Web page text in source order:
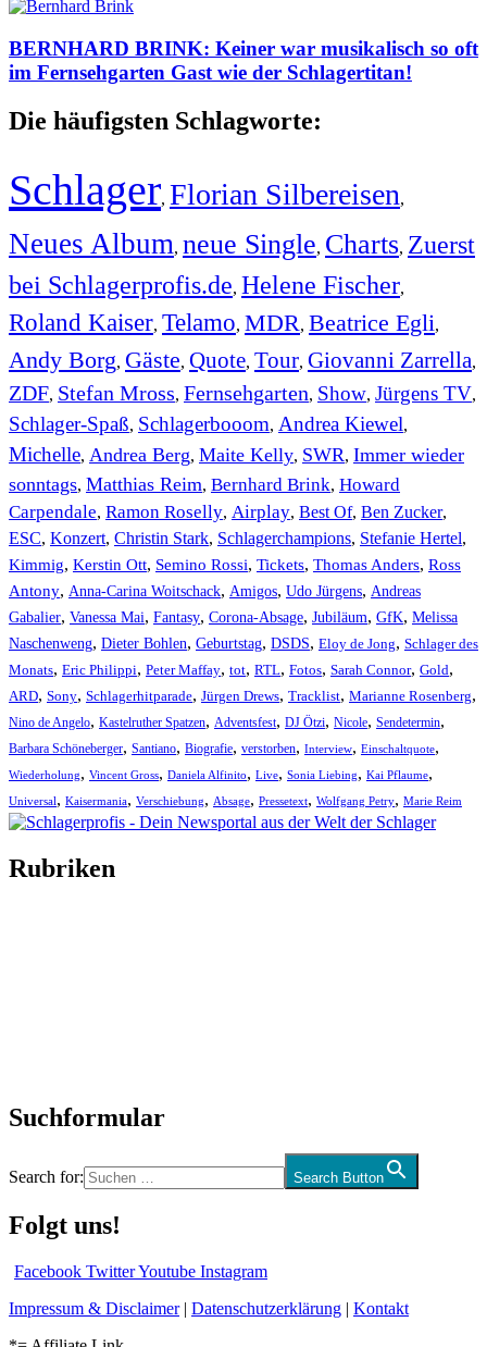
BERNHARD BRINK: Keiner war musikalisch so oft
im Fernsehgarten Gast wie der Schlagertitan!
Die häufigsten Schlagworte:
Schlager, Florian Silbereisen,
Neues Album, neue Single, Charts, Zuerst
bei Schlagerprofis.de, Helene Fischer,
Roland Kaiser, Telamo, MDR, Beatrice Egli,
Andy Borg, Gäste, Quote, Tour, Giovanni Zarrella,
ZDF, Stefan Mross, Fernsehgarten, Show, Jürgens TV,
Schlager-Spaß, Schlagerbooom, Andrea Kiewel,
Michelle, Andrea Berg, Maite Kelly, SWR, Immer wieder
sonntags, Matthias Reim, Bernhard Brink, Howard
Carpendale, Ramon Roselly, Airplay, Best Of, Ben Zucker,
ESC, Konzert, Christin Stark, Schlagerchampions, Stefanie Hertel,
Kimmig, Kerstin Ott, Semino Rossi, Tickets, Thomas Anders, Ross
Antony, Anna-Carina Woitschack, Amigos, Udo Jürgens, Andreas
Gabalier, Vanessa Mai, Fantasy, Corona-Absage, Jubiläum, GfK, Melissa
Naschenweng, Dieter Bohlen, Geburtstag, DSDS, Eloy de Jong, Schlager des
Monats, Eric Philippi, Peter Maffay, tot, RTL, Fotos, Sarah Connor, Gold,
ARD, Sony, Schlagerhitparade, Jürgen Drews, Tracklist, Marianne Rosenberg,
Nino de Angelo, Kastelruther Spatzen, Adventsfest, DJ Ötzi, Nicole, Sendetermin,
Barbara Schöneberger, Santiano, Biografie, verstorben, Interview, Einschaltquote,
Wiederholung, Vincent Gross, Daniela Alfinito, Live, Sonia Liebing, Kai Pflaume,
Universal, Kaisermania, Verschiebung, Absage, Pressetext, Wolfgang Petry, Marie Reim
Rubriken
Suchformular
Search for: Search Button
Folgt uns!
Facebook TwitterYoutube Instagram
Impressum & Disclaimer| Datenschutzerklärung | Kontakt